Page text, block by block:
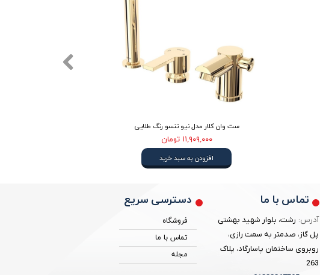
ست وان کلار مدل نیو تنسو رنگ طلایی
۱۱,۹۰۹,۰۰۰ تومان
افزودن به سبد خرید
دسترسی سریع
فروشگاه
تماس با ما
مجله
تماس با ما
آدرس: رشت، بلوار شهید بهشتی
پل گاز، صدمتر به سمت رازی،
روبروی ساختمان پاسارگاد، پلاک
263